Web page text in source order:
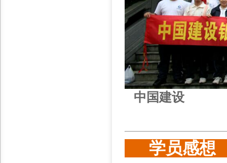
中国建设
学员感